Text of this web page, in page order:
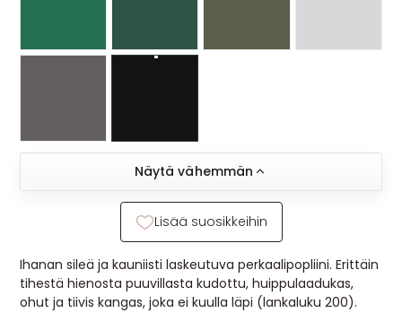
Ihanan sileä ja kauniisti laskeutuva perkaalipopliini. Erittäin
tihestä hienosta puuvillasta kudottu, huippulaadukas,
ohut ja tiivis kangas, joka ei kuulla läpi (lankaluku 200).
Näytä vähemmän
Lisää suosikkeihin